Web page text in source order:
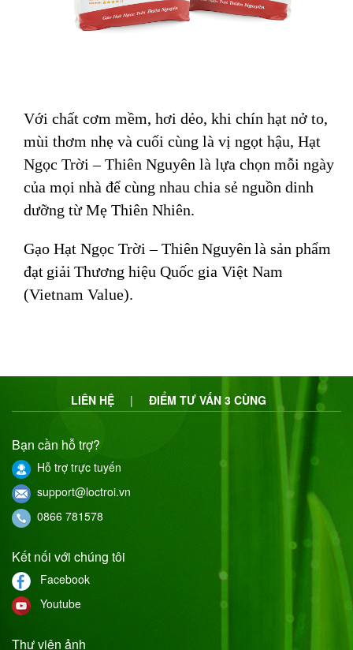
Với chất cơm mềm, hơi dẻo, khi chín hạt nở to,
mùi thơm nhẹ và cuối cùng là vị ngọt hậu, Hạt
Ngọc Trời – Thiên Nguyên là lựa chọn mỗi ngày
của mọi nhà để cùng nhau chia sẻ nguồn dinh
dưỡng từ Mẹ Thiên Nhiên.
Gạo Hạt Ngọc Trời –Thiên Nguyên là sản phẩm
đạt giải Thương hiệu Quốc gia Việt Nam
(Vietnam Value).
LIÊN HỆ | ĐIỂM TƯ VẤN 3 CÙNG
Bạn cần hỗ trợ?
Hỗ trợ trực tuyến
support@loctroi.vn
0866 781578
Kết nối với chúng tôi
Facebook
Youtube
Thư viện ảnh